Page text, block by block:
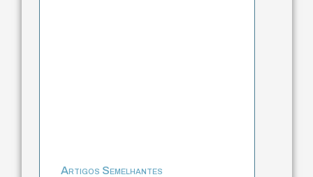
Artigos Semelhantes